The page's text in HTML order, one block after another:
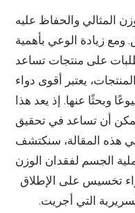
المثالي والحفاظ عليه
ومع زيادة الوعي بأهمية
على منتجات تساعد
يعتبر أقوى دواء
وبحثًا عنها. إذ يعد هذا
يمكن أن تساعد في تحقيق
في هذه المقالة، سنكتشف
تخسيس على الإطلاق
التي أجريت.